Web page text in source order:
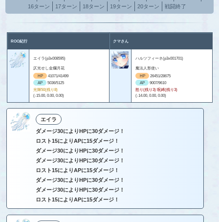
16ターン
17ターン 18ターン 19ターン 20ターン 戦闘終了
ROO紀行 クマさん
エイラ(p3x008595)
仄光せし金爛月花
HP
41071/41499
AP
5036/5125
光輝50(残り8)
(-15.00, 0.00, 0.00)
ハルツフィーネ(p3x001701)
魔法人形使い
HP
26451/28675
AP
9007/9610
怒り(残り3) 呪縛(残り3)
(-14.00, 0.00, 0.00)
エイラ
ダメージ30によりHPに30ダメージ！
ロスト15によりAPに15ダメージ！
ダメージ30によりHPに30ダメージ！
ダメージ30によりHPに30ダメージ！
ロスト15によりAPに15ダメージ！
ダメージ30によりHPに30ダメージ！
ダメージ30によりHPに30ダメージ！
ロスト15によりAPに15ダメージ！